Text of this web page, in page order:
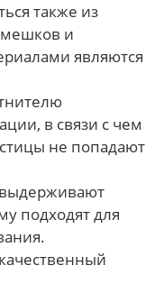
также из
и
являются
в связи с чем
не попадают
подходят для